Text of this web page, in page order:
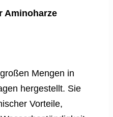
Aminoharze
Mengen in
hergestellt. Sie
Vorteile,